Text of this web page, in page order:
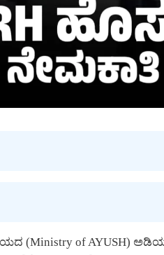
(Ministry of AYUSH)